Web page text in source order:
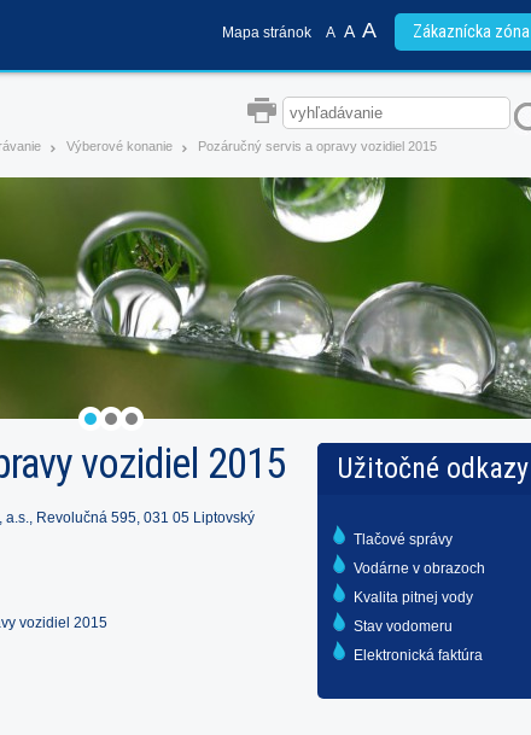
Mapa stránok A A A Zákaznícka zóna
> Výberové konanie > Pozáručný servis a opravy vozidiel 2015
Užitočné odkazy
Tlačové správy
Vodárne v obrazoch
Kvalita pitnej vody
Stav vodomeru
Elektronická faktúra
vozidiel 2015
Revolučná 595, 031 05 Liptovský
vozidiel 2015